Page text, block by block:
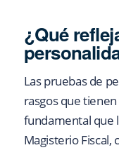
¿Qué
Las pruebas de
rasgos que
fundamental que
Magisterio Fiscal,